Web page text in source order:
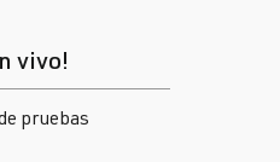
vivo!
pruebas